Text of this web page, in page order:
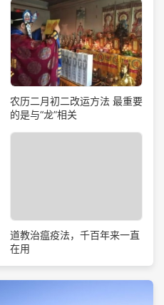
农历二月初二改运方法 最重要
的是与“龙”相关
道教治瘟疫法，千百年来一直
在用